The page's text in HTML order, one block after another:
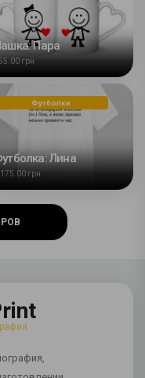
Пара
грн
Футболки
Лина
грн